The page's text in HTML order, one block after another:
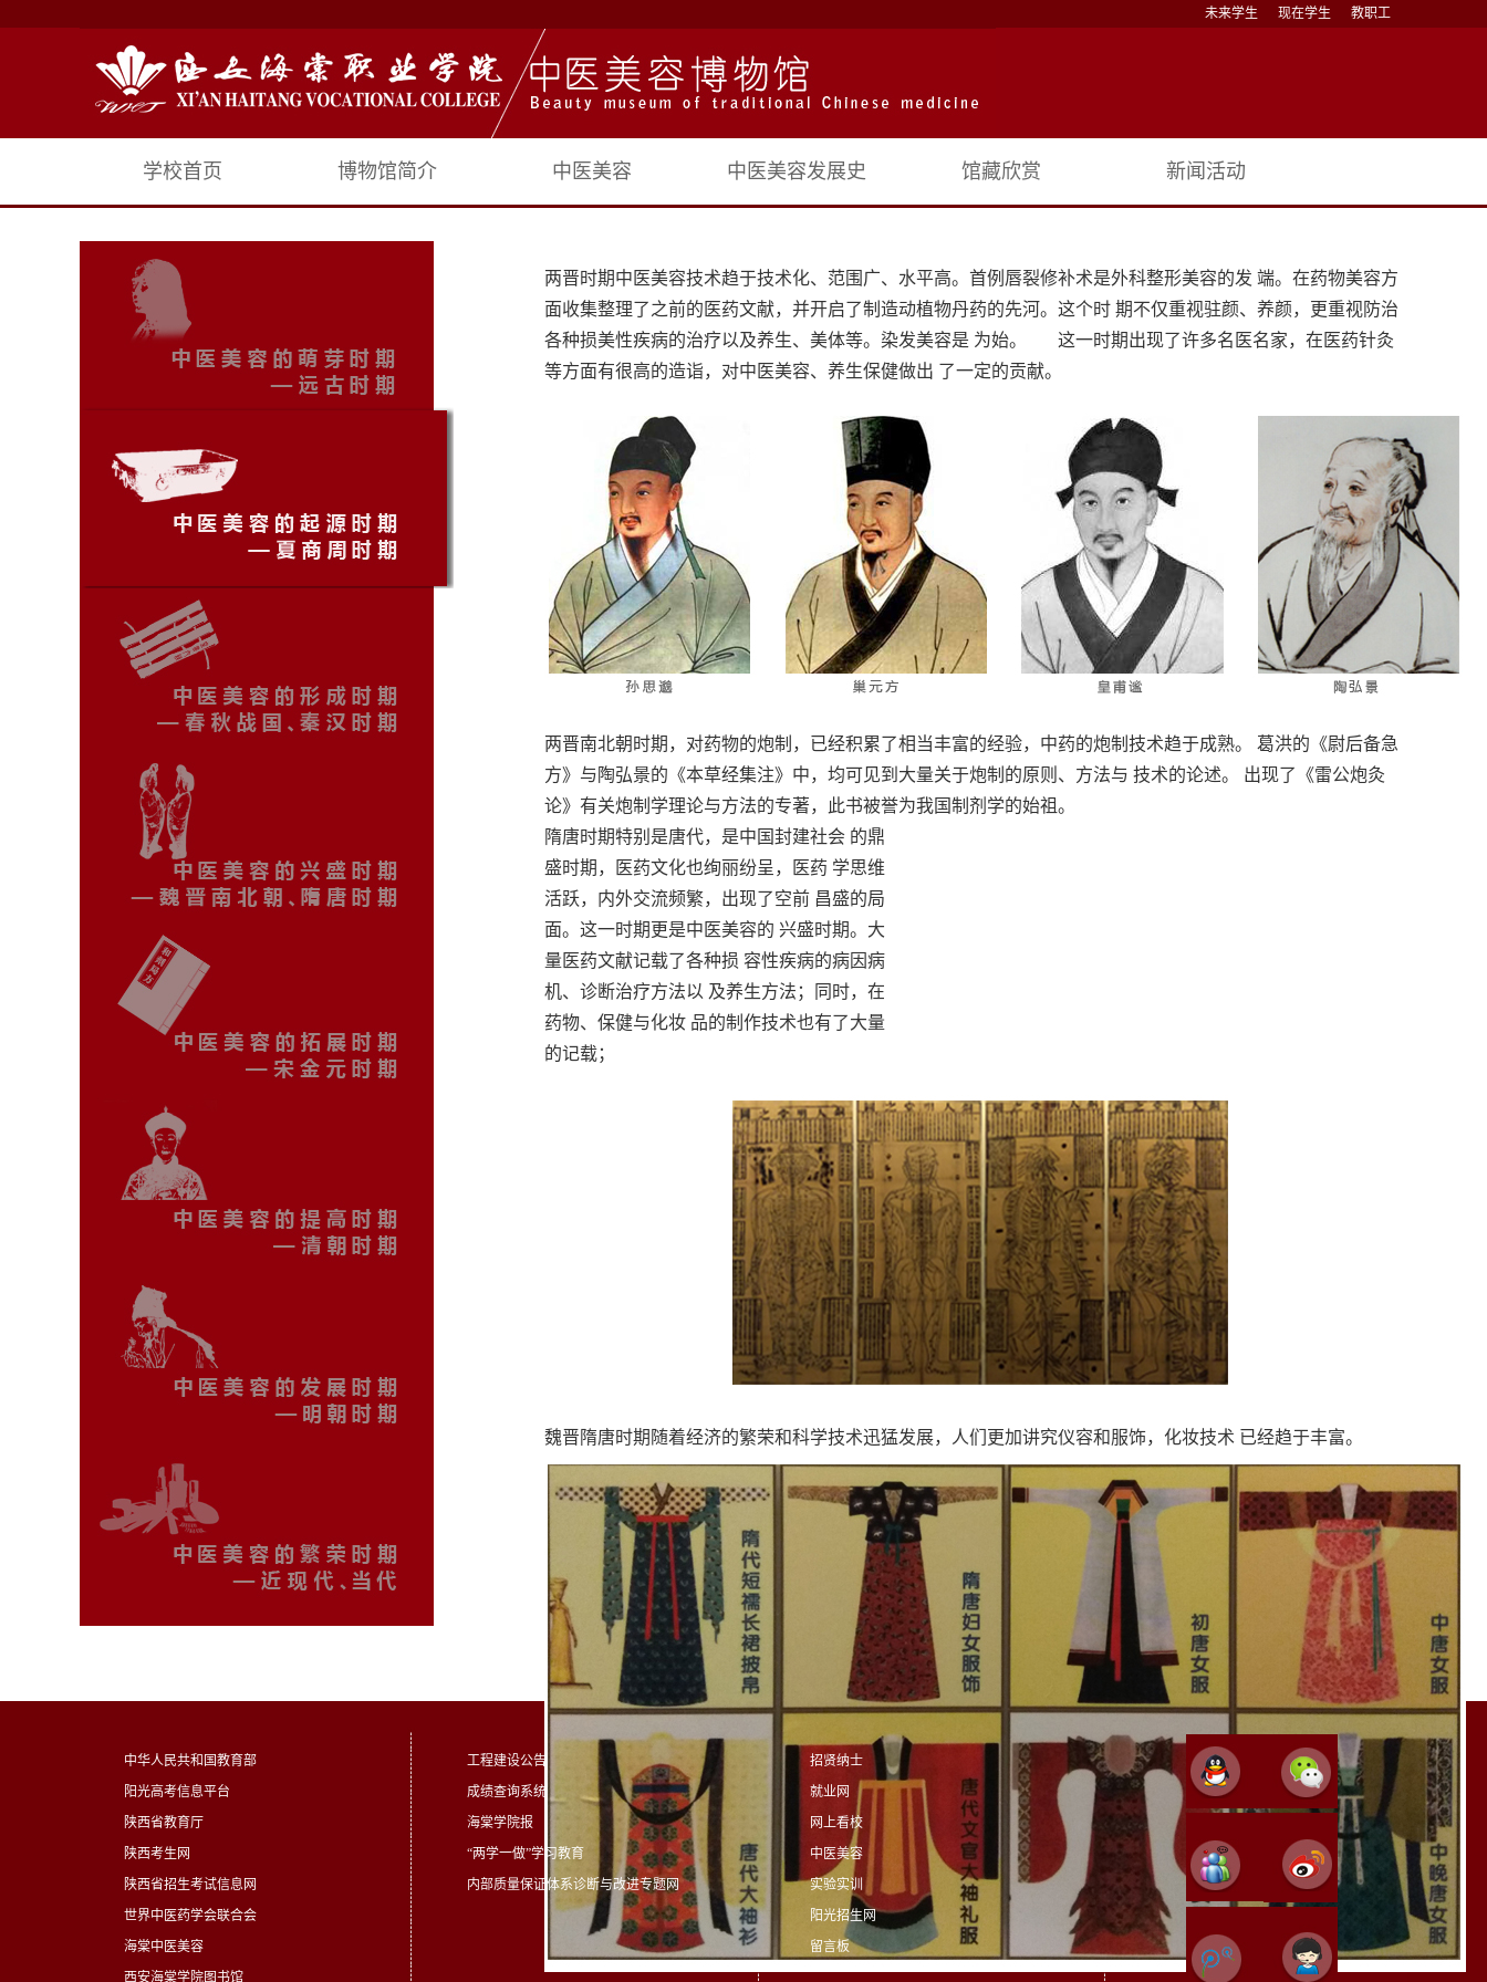
未来学生 现在学生 教职工
学校首页 博物馆简介 中医美容 中医美容发展史 馆藏欣赏 新闻活动
两晋时期中医美容技术趋于技术化、范围广、水平高。首例唇裂修补术是外科整形美容的发 端。在药物美容方
面收集整理了之前的医药文献，并开启了制造动植物丹药的先河。这个时 期不仅重视驻颜、养颜，更重视防治
各种损美性疾病的治疗以及养生、美体等。染发美容是 为始。 这一时期出现了许多名医名家，在医药针灸
等方面有很高的造诣，对中医美容、养生保健做出 了一定的贡献。
两晋南北朝时期，对药物的炮制，已经积累了相当丰富的经验，中药的炮制技术趋于成熟。 葛洪的《尉后备急
方》与陶弘景的《本草经集注》中，均可见到大量关于炮制的原则、方法与 技术的论述。 出现了《雷公炮灸
论》有关炮制学理论与方法的专著，此书被誉为我国制剂学的始祖。
隋唐时期特别是唐代，是中国封建社会 的鼎
盛时期，医药文化也绚丽纷呈，医药 学思维
活跃，内外交流频繁，出现了空前 昌盛的局
面。这一时期更是中医美容的 兴盛时期。大
量医药文献记载了各种损 容性疾病的病因病
机、诊断治疗方法以 及养生方法；同时，在
药物、保健与化妆 品的制作技术也有了大量
的记载；
魏晋隋唐时期随着经济的繁荣和科学技术迅猛发展，人们更加讲究仪容和服饰，化妆技术 已经趋于丰富。
中华人民共和国教育部
阳光高考信息平台
陕西省教育厅
陕西考生网
陕西省招生考试信息网
世界中医药学会联合会
海棠中医美容
西安海棠学院图书馆
工程建设公告
成绩查询系统
海棠学院报
“两学一做”学习教育
内部质量保证体系诊断与改进专题网
招贤纳士
就业网
网上看校
中医美容
实验实训
阳光招生网
留言板